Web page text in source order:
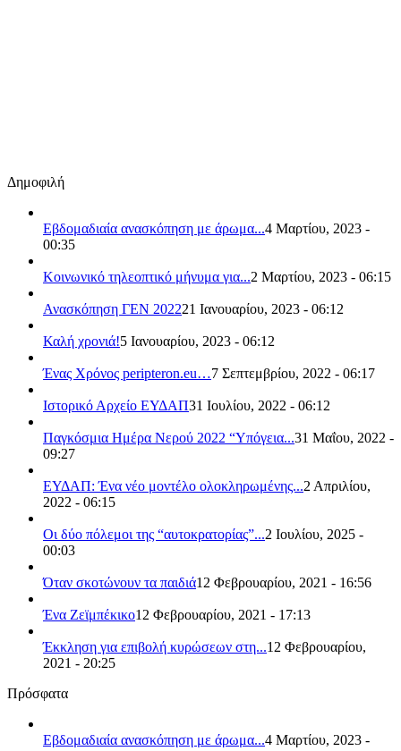
Δημοφιλή
Εβδομαδιαία ανασκόπηση με άρωμα...4 Μαρτίου, 2023 -
00:35
Κοινωνικό τηλεοπτικό μήνυμα για...2 Μαρτίου, 2023 - 06:15
Ανασκόπηση ΓΕΝ 202221 Ιανουαρίου, 2023 - 06:12
Καλή χρονιά!5 Ιανουαρίου, 2023 - 06:12
Ένας Χρόνος peripteron.eu…7 Σεπτεμβρίου, 2022 - 06:17
Ιστορικό Αρχείο ΕΥΔΑΠ31 Ιουλίου, 2022 - 06:12
Παγκόσμια Ημέρα Νερού 2022 “Υπόγεια...31 Μαΐου, 2022 -
09:27
ΕΥΔΑΠ: Ένα νέο μοντέλο ολοκληρωμένης...2 Απριλίου,
2022 - 06:15
Οι δύο πόλεμοι της “αυτοκρατορίας”...2 Ιουλίου, 2025 -
00:03
Όταν σκοτώνουν τα παιδιά12 Φεβρουαρίου, 2021 - 16:56
Ένα Ζεϊμπέκικο12 Φεβρουαρίου, 2021 - 17:13
Έκκληση για επιβολή κυρώσεων στη...12 Φεβρουαρίου,
2021 - 20:25
Πρόσφατα
Εβδομαδιαία ανασκόπηση με άρωμα...4 Μαρτίου, 2023 -